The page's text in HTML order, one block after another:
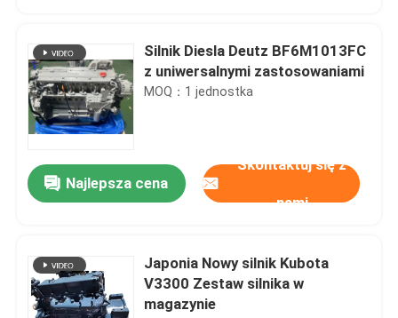
Silnik Diesla Deutz BF6M1013FC
z uniwersalnymi zastosowaniami
MOQ：1 jednostka
Najlepsza cena
Skontaktuj się z
nami
Japonia Nowy silnik Kubota
V3300 Zestaw silnika w
magazynie